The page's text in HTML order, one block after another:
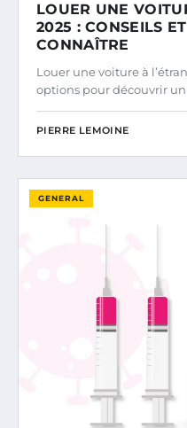
LOUER UNE
2025 : CONSEILS
CONNAÎTRE
Louer une voiture à
options pour découvrir
PIERRE LEMOINE
GENERAL